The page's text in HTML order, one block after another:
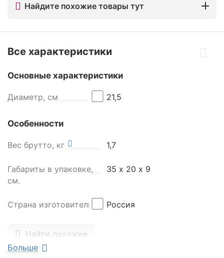
Найдите похожие товары тут
Все характеристики
Основные характеристики
Диаметр, см 21,5
Особенности
Вес брутто, кг 1,7
Габариты в упаковке,
см.
35 х 20 х 9
Страна изготовитель Россия
Найти похожие
Больше